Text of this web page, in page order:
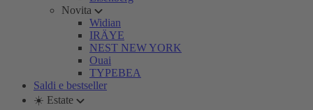
Novita
Widian
IRÄYE
NEST NEW YORK
Ouai
TYPEBEA
Saldi e bestseller
☀️ Estate